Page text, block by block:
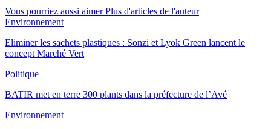
Vous pourriez aussi aimer Plus d'articles de l'auteur
Environnement
Eliminer les sachets plastiques : Sonzi et Lyok Green lancent le
concept Marché Vert
Politique
BATIR met en terre 300 plants dans la préfecture de l’Avé
Environnement